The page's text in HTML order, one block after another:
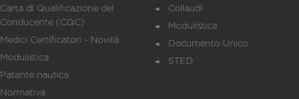
Carta di Qualificazione del
Conducente (CQC)
Medici Certificatori - Novità
Modulistica
Patente nautica
Normativa
Collaudi
Modulistica
Documento Unico
STED